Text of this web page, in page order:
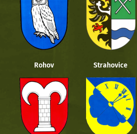
Rohov Strahovice